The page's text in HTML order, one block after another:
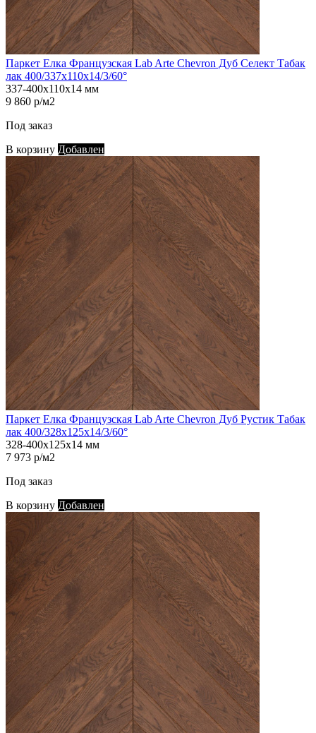
Паркет Елка Французская Lab Arte Chevron Дуб Селект Табак
лак 400/337х110х14/3/60°
337-400х110х14 мм
9 860 р/м2
Под заказ
В корзину Добавлен
Паркет Елка Французская Lab Arte Chevron Дуб Рустик Табак
лак 400/328х125х14/3/60°
328-400х125х14 мм
7 973 р/м2
Под заказ
В корзину Добавлен